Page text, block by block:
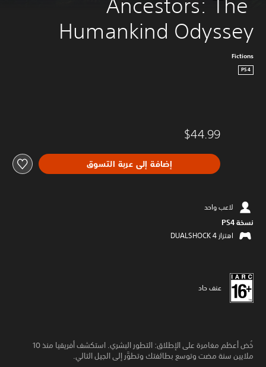
Ancestors: The
Humankind Odyssey
Fictions
PS4
$44.99
إضافة إلى عربة التسوق
لاعب واحد
نسخة PS4‏
اهتزاز DUALSHOCK 4‏
عنف حاد
خُض أعظم مغامرة على الإطلاق: التطور البشري. استكشف أفريقيا منذ 10
ملايين سنة مضت وتوسع بطائفتك وتطوَّر إلى الجيل التالي.